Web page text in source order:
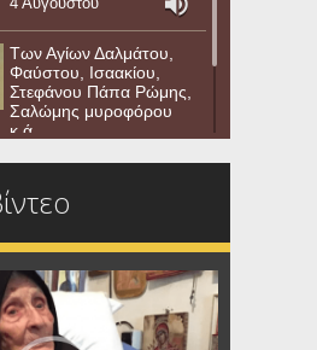
Των Αγίων Δαλμάτου,
Φαύστου, Ισαακίου,
Στεφάνου Πάπα Ρώμης,
Σαλώμης μυροφόρου
κ.ά.